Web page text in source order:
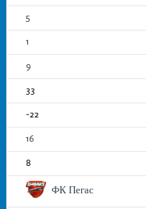
5
1
9
33
-22
16
8
ФК Пегас